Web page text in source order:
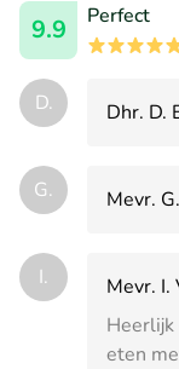
9.9
Perfect
D. Dhr. D.
G. Mevr.
I.
Mevr. I.
eten